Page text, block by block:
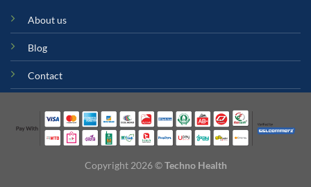
About us
Blog
Contact
Copyright 2026 ©Techno Health